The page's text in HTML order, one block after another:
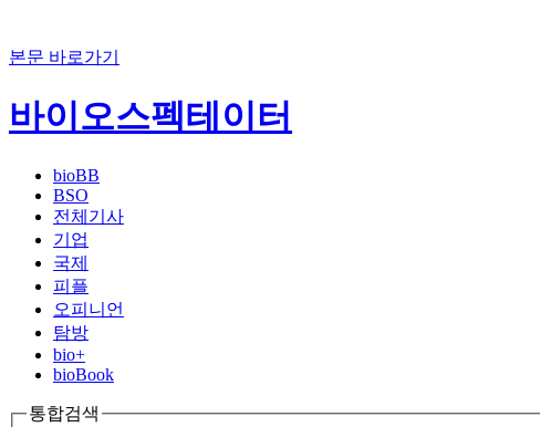
본문 바로가기
바이오스펙테이터
bioBB
BSO
전체기사
기업
국제
피플
오피니언
탐방
bio+
bioBook
통합검색